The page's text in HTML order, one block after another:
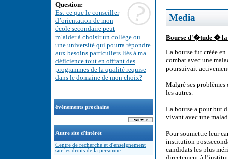
Question:
Est-ce que le conseiller
d’orientation de mon
école secondaire peut
m’aider à choisir un collège ou
une université qui pourra répondre
aux besoins particuliers liés à ma
déficience tout en offrant des
programmes de la qualité requise
dans le domaine de mon choix?
événements prochains
Autre site d'intérêt
Centre de recherche et d'enseignement
sur les droits de la personne
Media
Bourse d'�tude � la
La bourse fut créée
combat avec une
poursuivait
Malgré ses problèmes
les autres.
La bourse a pour but
vivant avec une
Pour soumettre leur
institution
candidats les plus